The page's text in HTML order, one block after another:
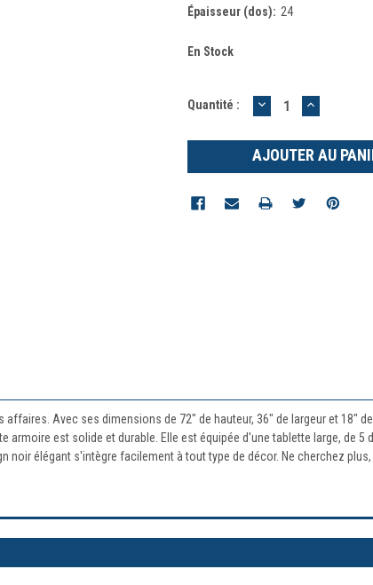
Épaisseur (dos): 24
En Stock
Quantité : DIMINUER
LA
:
LA
:
Avec ses dimensions de 72" de hauteur, 36" de largeur et 18"
est solide et durable. Elle est équipée d'une tablette large, de
noir élégant s'intègre facilement à tout type de décor. Ne cherchez